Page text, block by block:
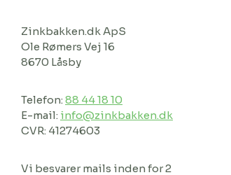
Zinkbakken.dk ApS
Ole Rømers Vej 16
8670 Låsby
Telefon: 88 44 18 10
E-mail: info@zinkbakken.dk
CVR: 41274603
Vi besvarer mails inden for 2